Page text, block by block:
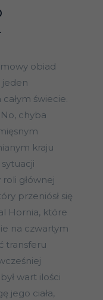
obiad
jeden
świecie.
chyba
kraju
głównej
przeniósł się
Hornia, które
na czwartym
transferu
wart ilości
jego ciała,